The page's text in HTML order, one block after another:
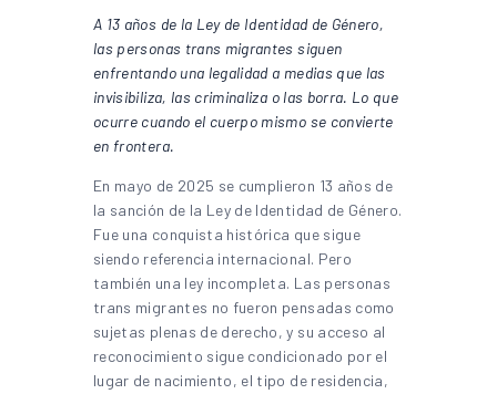
A 13 años de la Ley de Identidad de Género,
las personas trans migrantes siguen
enfrentando una legalidad a medias que las
invisibiliza, las criminaliza o las borra. Lo que
ocurre cuando el cuerpo mismo se convierte
en frontera.
En mayo de 2025 se cumplieron 13 años de
la sanción de la Ley de Identidad de Género.
Fue una conquista histórica que sigue
siendo referencia internacional. Pero
también una ley incompleta. Las personas
trans migrantes no fueron pensadas como
sujetas plenas de derecho, y su acceso al
reconocimiento sigue condicionado por el
lugar de nacimiento, el tipo de residencia,